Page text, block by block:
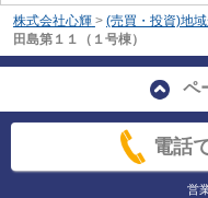
株式会社心輝 > (売買・投資)地
田島第１１（１号棟）
ペ
電話
営